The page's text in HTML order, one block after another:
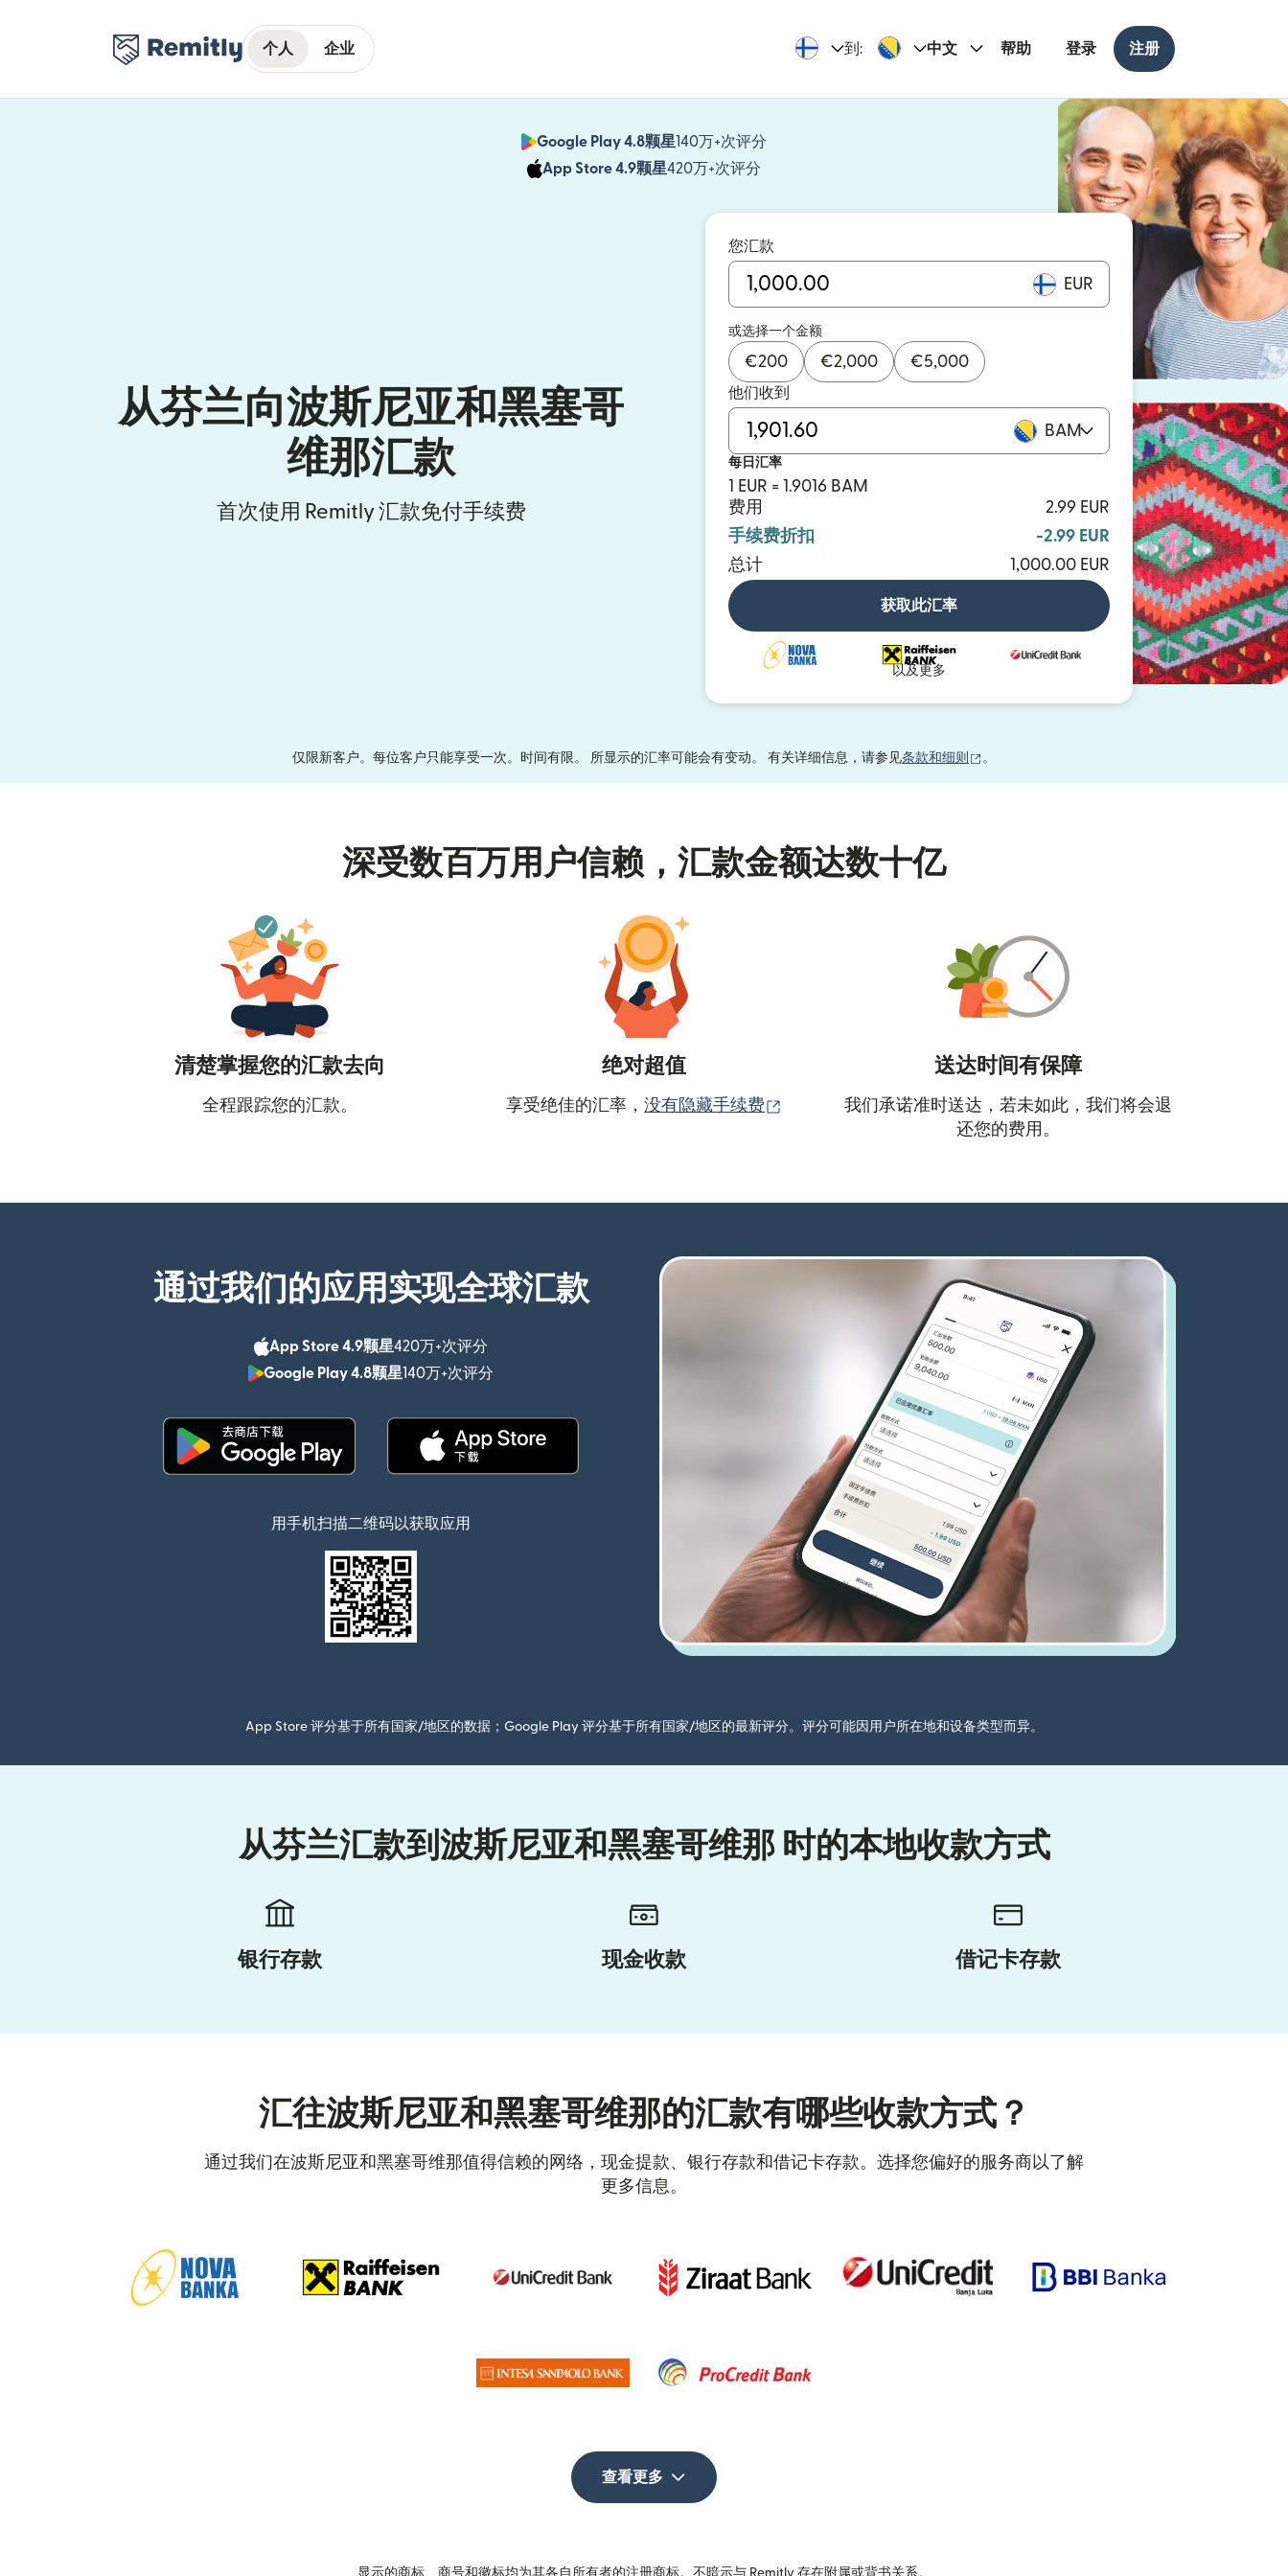
个人 企业 到: 中文 帮助 登录 注册
Google Play 4.8颗星140万+次评分
App Store 4.9颗星420万+次评分
从芬兰向波斯尼亚和黑塞哥
维那汇款
首次使用 Remitly 汇款免付手续费
您汇款
EUR
或选择一个金额
€200 €2,000 €5,000
他们收到
BAM
每日汇率
1 EUR = 1.9016 BAM
费用
2.99 EUR
手续费折扣
-2.99 EUR
总计
1,000.00 EUR
获取此汇率
以及更多
仅限新客户。每位客户只能享受一次。时间有限。 所显示的汇率可能会有变动。 有关详细信息，请参见条款和细则 （在新窗口中打开）
。
深受数百万用户信赖，汇款金额达数十亿
清楚掌握您的汇款去向
全程跟踪您的汇款。
绝对超值
享受绝佳的汇率， 没有隐藏手续费 （在新窗口中打开）
送达时间有保障
我们承诺准时送达，若未如此，我们将会退
还您的费用。
通过我们的应用实现全球汇款
App Store 4.9颗星420万+次评分
Google Play 4.8颗星140万+次评分
用手机扫描二维码以获取应用
App Store 评分基于所有国家/地区的数据；Google Play 评分基于所有国家/地区的最新评分。评分可能因用户所在地和设备类型而异。
从芬兰汇款到波斯尼亚和黑塞哥维那 时的本地收款方式
银行存款 现金收款 借记卡存款
汇往波斯尼亚和黑塞哥维那的汇款有哪些收款方式？
通过我们在波斯尼亚和黑塞哥维那值得信赖的网络，现金提款、银行存款和借记卡存款。选择您偏好的服务商以了解
更多信息。
查看更多
显示的商标、商号和徽标均为其各自所有者的注册商标。不暗示与 Remitly 存在附属或背书关系。